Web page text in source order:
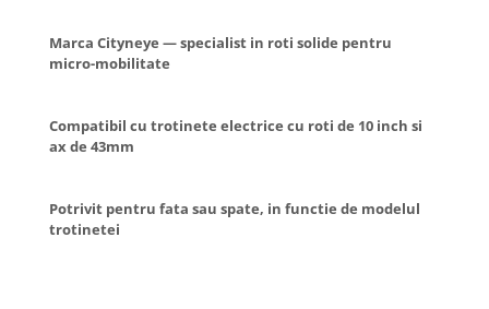
Marca Cityneye — specialist in roti solide pentru
micro-mobilitate
Compatibil cu trotinete electrice cu roti de 10 inch si
ax de 43mm
Potrivit pentru fata sau spate, in functie de modelul
trotinetei